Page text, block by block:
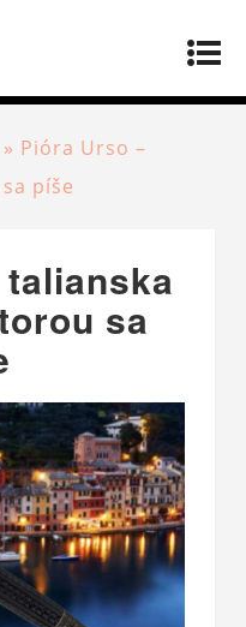
» Pióra Urso –
píše
sa